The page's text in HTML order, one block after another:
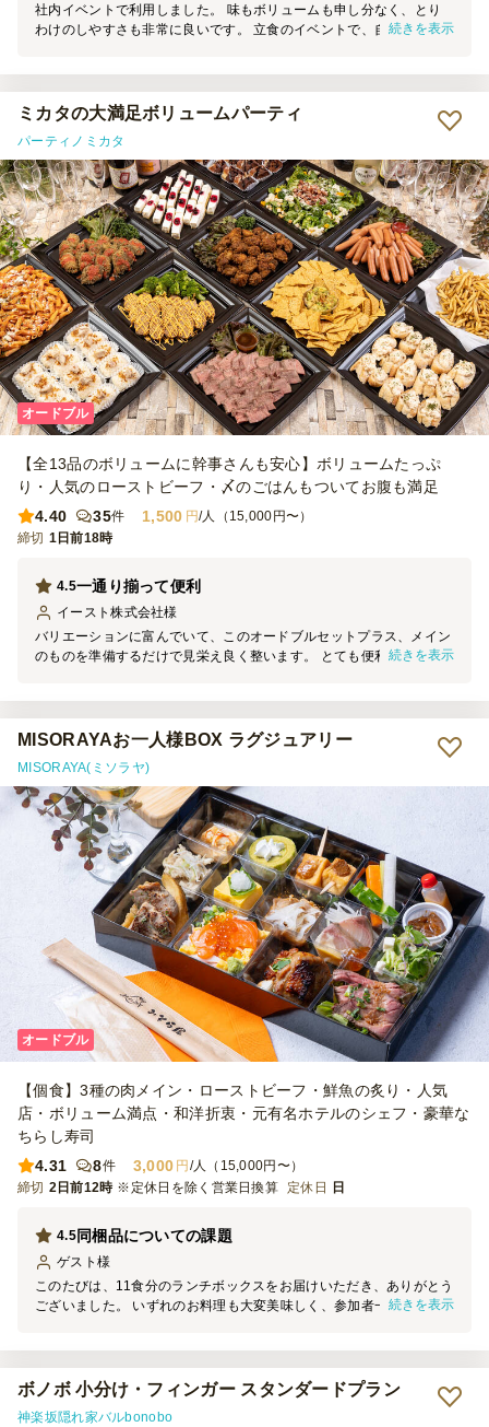
社内イベントで利用しました。 味もボリュームも申し分なく、とり
わけのしやすさも非常に良いです。 立食のイベントで、自由にとり
続きを表示
ミカタの大満足ボリュームパーティ
パーティノミカタ
オードブル
【全13品のボリュームに幹事さんも安心】ボリュームたっぷ
り・人気のローストビーフ・〆のごはんもついてお腹も満足
4.40
35件 1,500 円/人（15,000円〜）
締切 1日前18時
一通り揃って便利
4.5
イースト株式会社様
バリエーションに富んでいて、このオードブルセットプラス、メイン
のものを準備するだけで見栄え良く整います。 とても便利です。 デ
続きを表示
MISORAYAお一人様BOX ラグジュアリー
MISORAYA(ミソラヤ)
オードブル
【個食】3種の肉メイン・ローストビーフ・鮮魚の炙り・人気
店・ボリューム満点・和洋折衷・元有名ホテルのシェフ・豪華な
ちらし寿司
4.31
8件 3,000 円/人（15,000円〜）
締切 2日前12時 ※定休日を除く営業日換算 定休日 日
同梱品についての課題
4.5
ゲスト 様
このたびは、11食分のランチボックスをお届けいただき、ありがとう
ございました。 いずれのお料理も大変美味しく、参加者一同、楽し
でした。 透明の小分け容器の下に配置されていたため、取り出しづ
らく、利用されにくい状況になっていた可能性があると感じました。
例えば、ランチボックスの外側に添付する、あるいは蓋を開けた際に
続きを表示
ボノボ 小分け・フィンガー スタンダードプラン
神楽坂隠れ家バルbonobo